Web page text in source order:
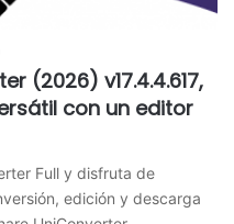
(2026) v17.4.4.617,
con un editor
Full y disfruta de
edición y descarga